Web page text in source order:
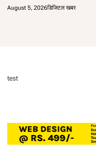
August 5, 2026डिजिटल खबर
test